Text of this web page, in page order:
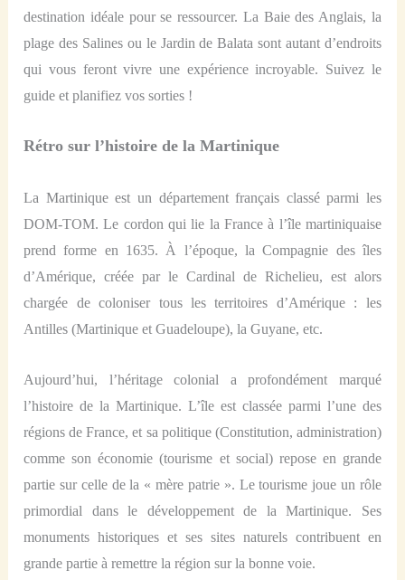
destination idéale pour se ressourcer. La Baie des Anglais, la
plage des Salines ou le Jardin de Balata sont autant d’endroits
qui vous feront vivre une expérience incroyable. Suivez le
guide et planifiez vos sorties !
Rétro sur l’histoire de la Martinique
La Martinique est un département français classé parmi les
DOM-TOM. Le cordon qui lie la France à l’île martiniquaise
prend forme en 1635. À l’époque, la Compagnie des îles
d’Amérique, créée par le Cardinal de Richelieu, est alors
chargée de coloniser tous les territoires d’Amérique : les
Antilles (Martinique et Guadeloupe), la Guyane, etc.
Aujourd’hui, l’héritage colonial a profondément marqué
l’histoire de la Martinique. L’île est classée parmi l’une des
régions de France, et sa politique (Constitution, administration)
comme son économie (tourisme et social) repose en grande
partie sur celle de la « mère patrie ». Le tourisme joue un rôle
primordial dans le développement de la Martinique. Ses
monuments historiques et ses sites naturels contribuent en
grande partie à remettre la région sur la bonne voie.